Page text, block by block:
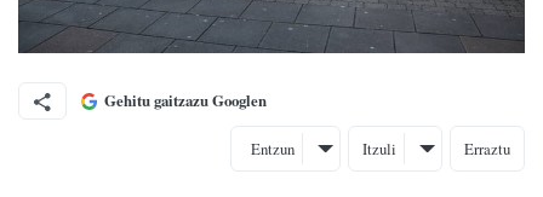
Gehitu gaitzazu Googlen
Entzun Itzuli Erraztu